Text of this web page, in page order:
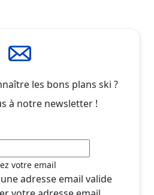
les bons plans ski ?
à notre newsletter !
votre email
adresse email valide